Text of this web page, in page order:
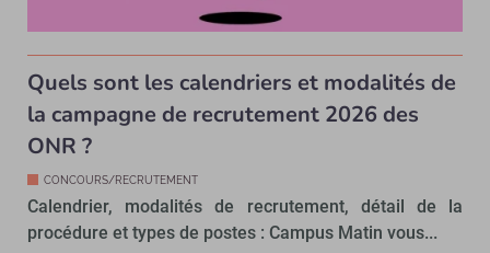
Quels sont les calendriers et modalités de
la campagne de recrutement 2026 des
ONR ?
CONCOURS/RECRUTEMENT
Calendrier, modalités de recrutement, détail de la
procédure et types de postes : Campus Matin vous...